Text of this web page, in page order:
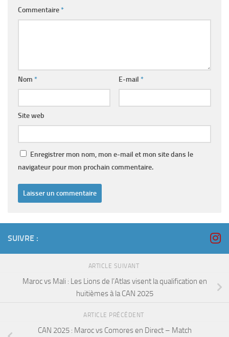
Commentaire*
Nom * E-mail *
Site web
Enregistrer mon nom, mon e-mail et mon site dans le
navigateur pour mon prochain commentaire.
SUIVRE :
ARTICLE SUIVANT
Maroc vs Mali : Les Lions de l’Atlas visent la qualification en
huitièmes à la CAN 2025
ARTICLE PRÉCÉDENT
CAN 2025 : Maroc vs Comores en Direct – Match